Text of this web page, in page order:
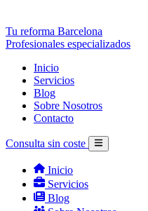
Tu reforma Barcelona
Profesionales especializados
Inicio
Servicios
Blog
Sobre Nosotros
Contacto
Consulta sin coste
Inicio
Servicios
Blog